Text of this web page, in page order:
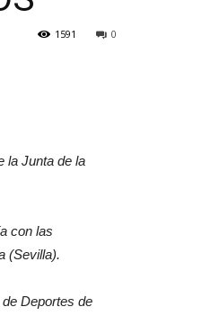
0
1591
la Junta de la
con las
(Sevilla).
Deportes de